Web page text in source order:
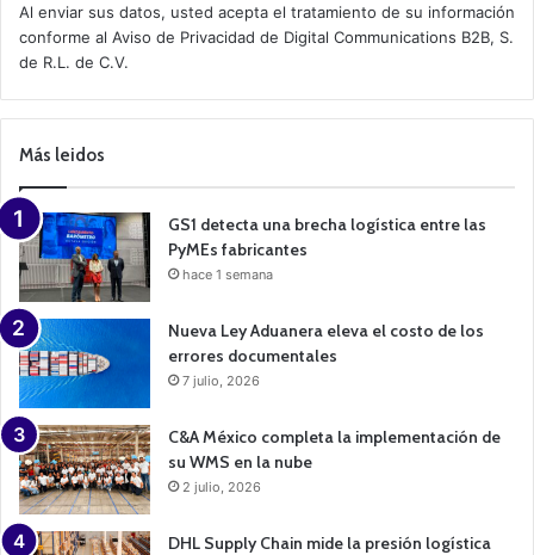
v
e
a
m
a
n
Al enviar sus datos, usted acepta el tratamiento de su información
conforme al Aviso de Privacidad de Digital Communications B2B, S.
de R.L. de C.V.
Más leidos
GS1 detecta una brecha logística entre las
PyMEs fabricantes
hace 1 semana
Nueva Ley Aduanera eleva el costo de los
errores documentales
7 julio, 2026
C&A México completa la implementación de
su WMS en la nube
2 julio, 2026
DHL Supply Chain mide la presión logística